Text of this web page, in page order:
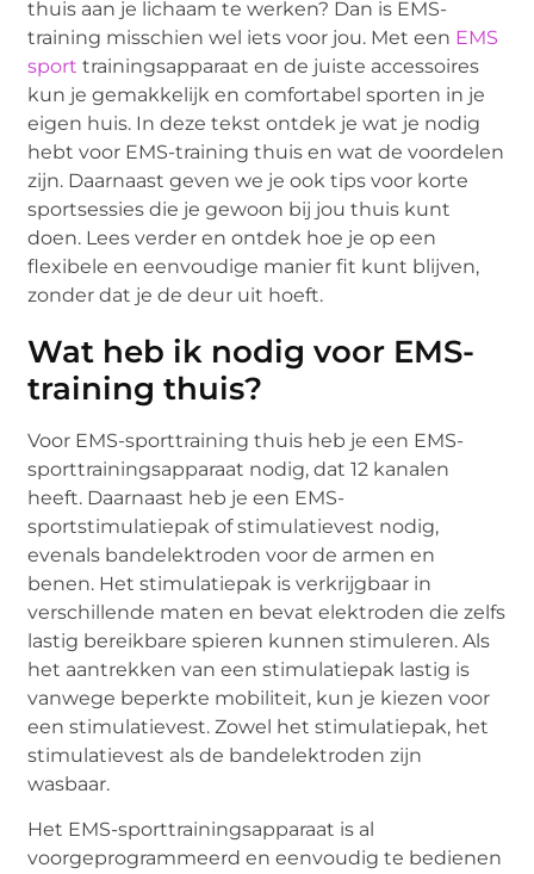
thuis aan je lichaam te werken? Dan is EMS-
training misschien wel iets voor jou. Met een EMS
sport trainingsapparaat en de juiste accessoires
kun je gemakkelijk en comfortabel sporten in je
eigen huis. In deze tekst ontdek je wat je nodig
hebt voor EMS-training thuis en wat de voordelen
zijn. Daarnaast geven we je ook tips voor korte
sportsessies die je gewoon bij jou thuis kunt
doen. Lees verder en ontdek hoe je op een
flexibele en eenvoudige manier fit kunt blijven,
zonder dat je de deur uit hoeft.
Wat heb ik nodig voor EMS-
training thuis?
Voor EMS-sporttraining thuis heb je een EMS-
sporttrainingsapparaat nodig, dat 12 kanalen
heeft. Daarnaast heb je een EMS-
sportstimulatiepak of stimulatievest nodig,
evenals bandelektroden voor de armen en
benen. Het stimulatiepak is verkrijgbaar in
verschillende maten en bevat elektroden die zelfs
lastig bereikbare spieren kunnen stimuleren. Als
het aantrekken van een stimulatiepak lastig is
vanwege beperkte mobiliteit, kun je kiezen voor
een stimulatievest. Zowel het stimulatiepak, het
stimulatievest als de bandelektroden zijn
wasbaar.
Het EMS-sporttrainingsapparaat is al
voorgeprogrammeerd en eenvoudig te bedienen